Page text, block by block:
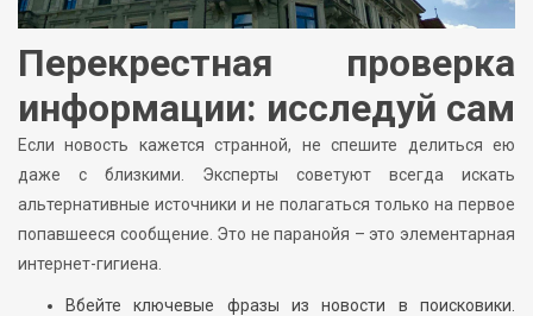
Перекрестная проверка
информации: исследуй сам
Если новость кажется странной, не спешите делиться ею
даже с близкими. Эксперты советуют всегда искать
альтернативные источники и не полагаться только на первое
попавшееся сообщение. Это не паранойя – это элементарная
интернет-гигиена.
Вбейте ключевые фразы из новости в поисковики.